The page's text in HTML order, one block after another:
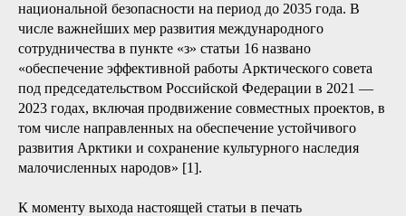
национальной безопасности на период до 2035 года. В
числе важнейших мер развития международного
сотрудничества в пункте «з» статьи 16 названо
«обеспечение эффективной работы Арктического совета
под председательством Российской Федерации в 2021 —
2023 годах, включая продвижение совместных проектов, в
том числе направленных на обеспечение устойчивого
развития Арктики и сохранение культурного наследия
малочисленных народов» [1].
К моменту выхода настоящей статьи в печать